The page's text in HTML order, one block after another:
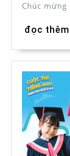
Chúc
đọc thêm